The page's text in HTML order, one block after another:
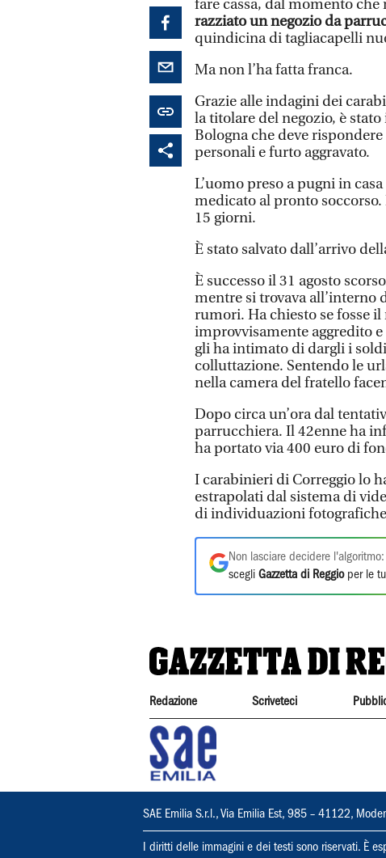
fare cassa, dal momento che
razziato un negozio da
quindicina di tagliacapelli
Ma non l’ha fatta franca.
Grazie alle indagini dei
la titolare del negozio, è
Bologna che deve
personali e furto aggravato.
L’uomo preso a pugni in
medicato al pronto
15 giorni.
È stato salvato dall’arrivo
È successo il 31 agosto
mentre si trovava all’interno
rumori. Ha chiesto se fosse
improvvisamente aggredito
gli ha intimato di dargli i
colluttazione. Sentendo le
nella camera del fratello
Dopo circa un’ora dal
parrucchiera. Il 42enne ha
ha portato via 400 euro di
I carabinieri di Correggio lo
estrapolati dal sistema di
di individuazioni
Non lasciare decidere l'algoritmo:
scegli Gazzetta di Reggioper le
Redazione Scriveteci
SAE Emilia S.r.l., Via Emilia Est, 985 – 41122,
I diritti delle immagini e dei testi sono riservati. È